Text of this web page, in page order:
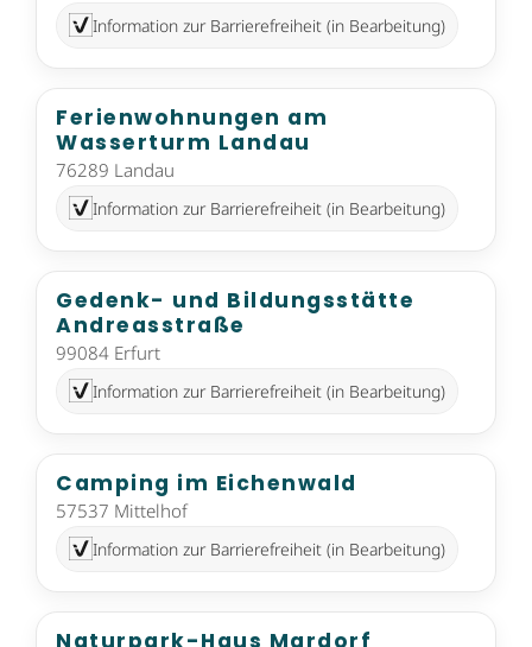
Information zur Barrierefreiheit (in Bearbeitung)
Ferienwohnungen am
Wasserturm Landau
76289 Landau
Information zur Barrierefreiheit (in Bearbeitung)
Gedenk- und Bildungsstätte
Andreasstraße
99084 Erfurt
Information zur Barrierefreiheit (in Bearbeitung)
Camping im Eichenwald
57537 Mittelhof
Information zur Barrierefreiheit (in Bearbeitung)
Naturpark-Haus Mardorf